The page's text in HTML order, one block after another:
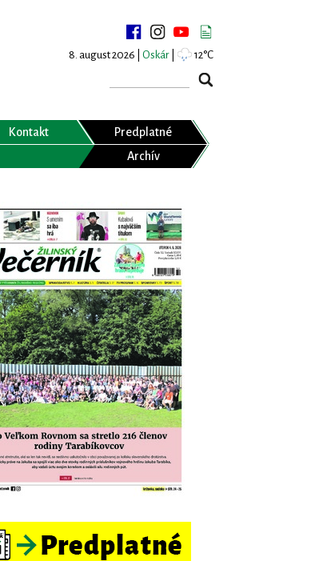
8. august 2026 | Oskár 12°C
Kontakt
Predplatné
Archív